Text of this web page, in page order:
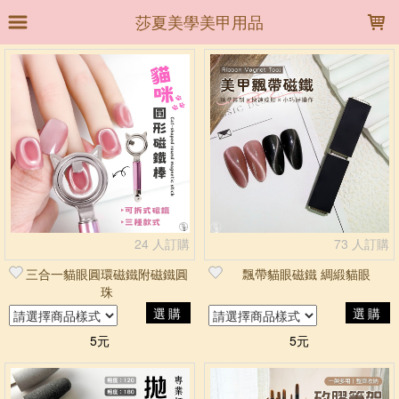
莎夏美學美甲用品
上架時間 銷售件數 銷售價格
樣式尺寸篩選
全部樣式 2個飄帶貓眼磁鐵套裝
NG小缺角-長方形貓眼磁鐵
NG磁鐵-隨機不挑款
S花式磁鐵
U型貓眼磁鐵粉
Y型美甲貓眼磁鐵雙頭-黑
Y型美甲貓眼磁鐵雙頭-銀
十字形強力磁鐵-粉
24 人訂購
三合一貓眼圓環磁鐵附磁鐵圓
珠
選購
5元
73 人訂購
飄帶貓眼磁鐵 綢緞貓眼
選購
5元